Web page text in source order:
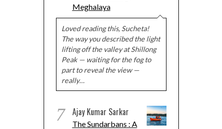
Meghalaya
Loved reading this, Sucheta!
The way you described the light
lifting off the valley at Shillong
Peak — waiting for the fog to
part to reveal the view —
really…
7 Ajay Kumar Sarkar
The Sundarbans : A